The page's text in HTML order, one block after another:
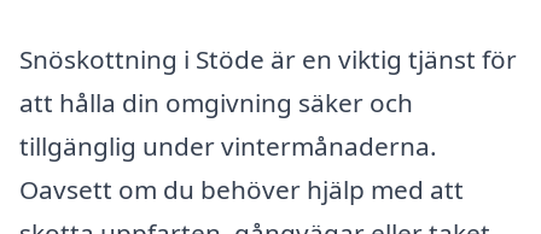
Snöskottning i Stöde är en viktig tjänst för
att hålla din omgivning säker och
tillgänglig under vintermånaderna.
Oavsett om du behöver hjälp med att